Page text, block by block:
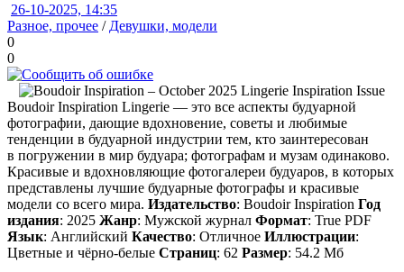
26-10-2025, 14:35
Разное, прочее / Девушки, модели
0
0
Boudoir Inspiration Lingerie — это все аспекты будуарной
фотографии, дающие вдохновение, советы и любимые
тенденции в будуарной индустрии тем, кто заинтересован
в погружении в мир будуара; фотографам и музам одинаково.
Красивые и вдохновляющие фотогалереи будуаров, в которых
представлены лучшие будуарные фотографы и красивые
модели со всего мира. Издательство: Boudoir Inspiration Год
издания: 2025 Жанр: Мужской журнал Формат: True PDF
Язык: Английский Качество: Отличное Иллюстрации:
Цветные и чёрно-белые Страниц: 62 Размер: 54.2 Мб